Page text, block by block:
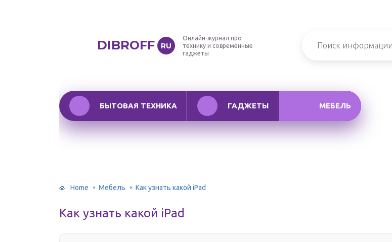
DIBROFF RU
Онлайн-журнал про
технику и современные
гаджеты
БЫТОВАЯ ТЕХНИКА ГАДЖЕТЫ МЕБЕЛЬ
Home Мебель Как узнать какой iPad
Как узнать какой iPad